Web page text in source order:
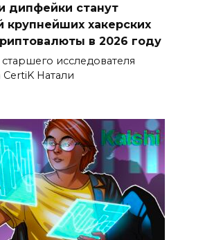
дипфейки станут
крупнейших хакерских
в 2026 году
исследователя
Натали